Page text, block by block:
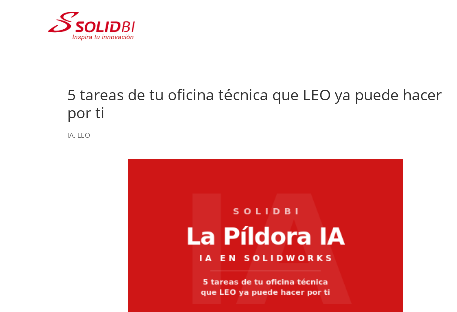
5 tareas de tu oficina técnica que LEO ya puede hacer
por ti
IA, LEO